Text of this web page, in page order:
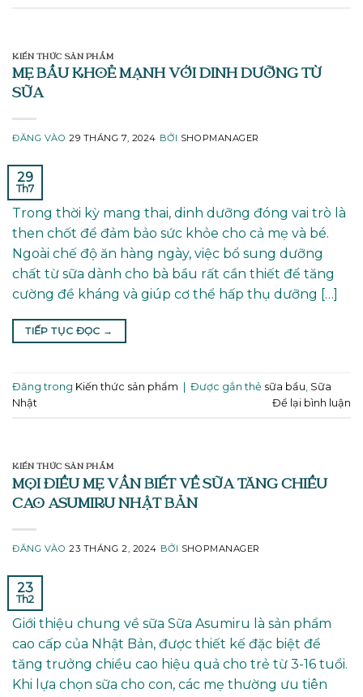
KIẾN THỨC SẢN PHẨM
MẸ BẦU KHOẺ MẠNH VỚI DINH DƯỠNG TỪ
SỮA
ĐĂNG VÀO29 THÁNG 7, 2024 BỞI SHOPMANAGER
29
Th7
Trong thời kỳ mang thai, dinh dưỡng đóng vai trò là
then chốt để đảm bảo sức khỏe cho cả mẹ và bé.
Ngoài chế độ ăn hàng ngày, việc bổ sung dưỡng
chất từ sữa dành cho bà bầu rất cần thiết để tăng
cường đề kháng và giúp cơ thể hấp thụ dưỡng […]
TIẾP TỤC ĐỌC →
Đăng trong Kiến thức sản phẩm Được gắn thẻ sữa bầu Sữa
Nhật
Để lại bình luận
KIẾN THỨC SẢN PHẨM
MỌI ĐIỀU MẸ VẦN BIẾT VỀ SỮA TĂNG CHIỀU
CAO ASUMIRU NHẬT BẢN
ĐĂNG VÀO23 THÁNG 2, 2024 BỞI SHOPMANAGER
23
Th2
Giới thiệu chung về sữa Sữa Asumiru là sản phẩm
cao cấp của Nhật Bản, được thiết kế đặc biệt để
tăng trưởng chiều cao hiệu quả cho trẻ từ 3-16 tuổi.
Khi lựa chọn sữa cho con, các mẹ thường ưu tiên